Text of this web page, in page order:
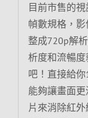
目前市售的
幀數規格，
整成720p解
析度和流暢度
吧！直接給
能夠讓畫面
片來消除紅